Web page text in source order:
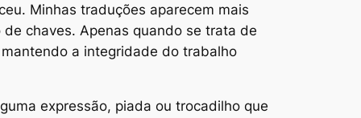
Minhas traduções aparecem mais
chaves. Apenas quando se trata de
a integridade do trabalho
expressão, piada ou trocadilho que